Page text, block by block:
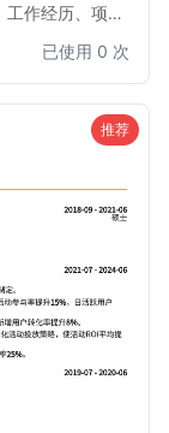
作经历、项目
历中脱颖而出。
现专业能力的新
已使用 0 次
推荐